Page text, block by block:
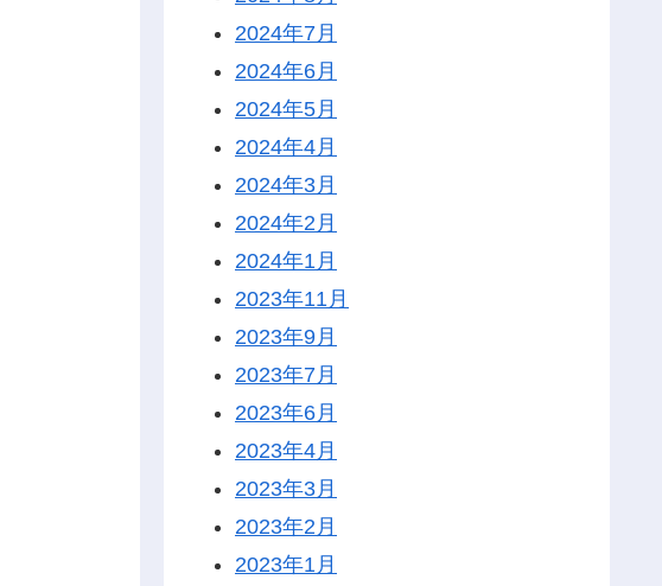
2024年7月
2024年6月
2024年5月
2024年4月
2024年3月
2024年2月
2024年1月
2023年11月
2023年9月
2023年7月
2023年6月
2023年4月
2023年3月
2023年2月
2023年1月